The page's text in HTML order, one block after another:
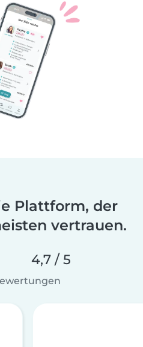
Plattform, der
vertrauen.
4,7 / 5